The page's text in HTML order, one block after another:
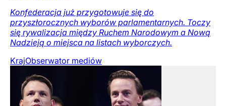
Konfederacja już przygotowuje się do
przyszłorocznych wyborów parlamentarnych. Toczy
się rywalizacja między Ruchem Narodowym a Nową
Nadzieją o miejsca na listach wyborczych.
KrajObserwator mediów